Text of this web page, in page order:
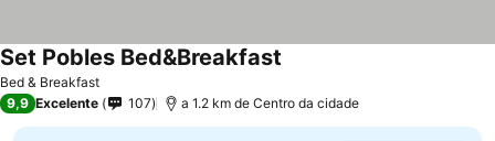
Bed & Breakfast
Set Pobles Bed&Breakfast
9,9 Excelente 107 a 1.2 km de Centro da cidade